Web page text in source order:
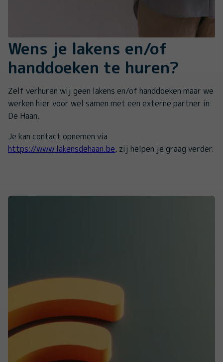
Wens je lakens en/of
handdoeken te huren?
Zelf verhuren wij geen lakens en/of handdoeken maar we
werken hier voor wel samen met een externe partner in
De Haan.
Je kan contact opnemen via
https://www.lakensdehaan.be, zij helpen je graag verder.